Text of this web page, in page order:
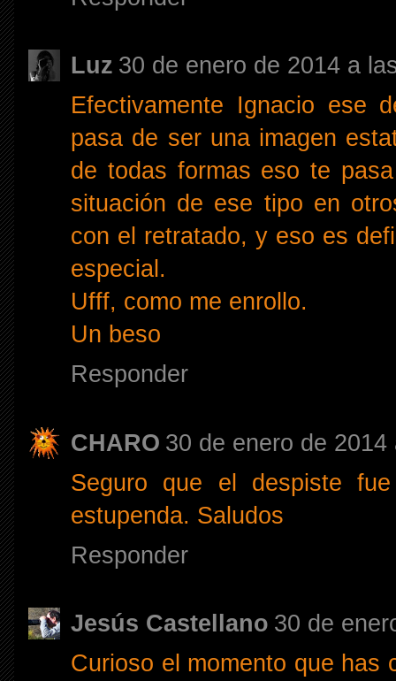
Luz 30 de enero de 2014 a
Efectivamente Ignacio ese
pasa de ser una imagen
de todas formas eso te
situación de ese tipo en
con el retratado, y eso es
especial.
Ufff, como me enrollo.
Un beso
Responder
CHARO 30 de enero de 2014
Seguro que el despiste
estupenda. Saludos
Responder
Jesús Castellano 30 de
Curioso el momento que has